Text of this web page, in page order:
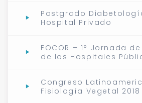
Postgrado
Hospital Privado
FOCOR – 1° Jornada
de los Hospitales
Congreso
Fisiología Vegetal 2018